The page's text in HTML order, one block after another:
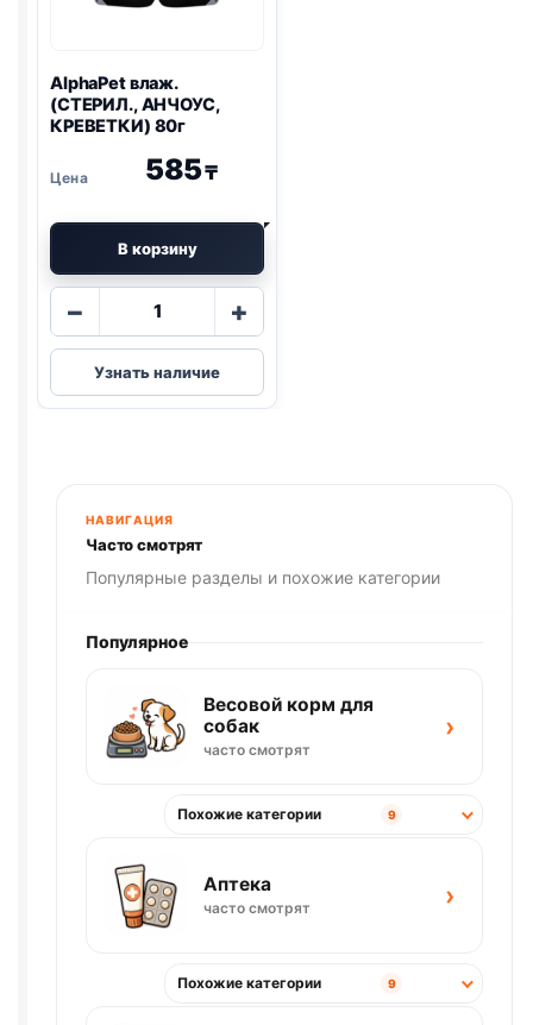
AlphaPet влаж.
(СТЕРИЛ., АНЧОУС,
КРЕВЕТКИ) 80г
585₸
В корзину
−
Количество
AlphaPet
влаж.
(СТЕРИЛ.,
+
Узнать наличие
НАВИГАЦИЯ
Часто смотрят
Популярные разделы и похожие категории
Популярное
Весовой корм для
собак
часто смотрят
›
Похожие категории 9
Аптека
часто смотрят ›
Похожие категории 9